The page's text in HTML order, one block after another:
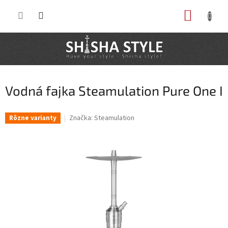
Vodná fajka Steamulation Pure One I
Rôzne varianty Značka: Steamulation